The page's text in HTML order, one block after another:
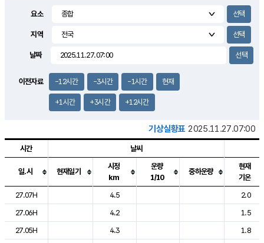
0.8m/s
요소
지역
날짜
이전자료 -12시간 -3시간 -1시간 현재
+1시간 +3시간 +12시간
기상실황표 2025.11.27.07:00
도시별 기상실황표로 지점, 날씨, 기온, 강수, 바람, 기압등을 안내한 표입
시간 날씨
일.시 현재일기
시정
km
운량
1/10
중하운량
현재
기온
27.07H
4.5
2.0
27.06H
4.2
1.5
27.05H
4.3
1.8